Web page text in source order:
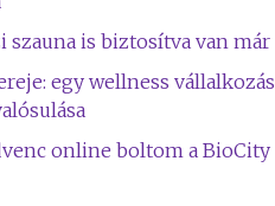
szauna is biztosítva van már
egy wellness vállalkozás
online boltom a BioCity